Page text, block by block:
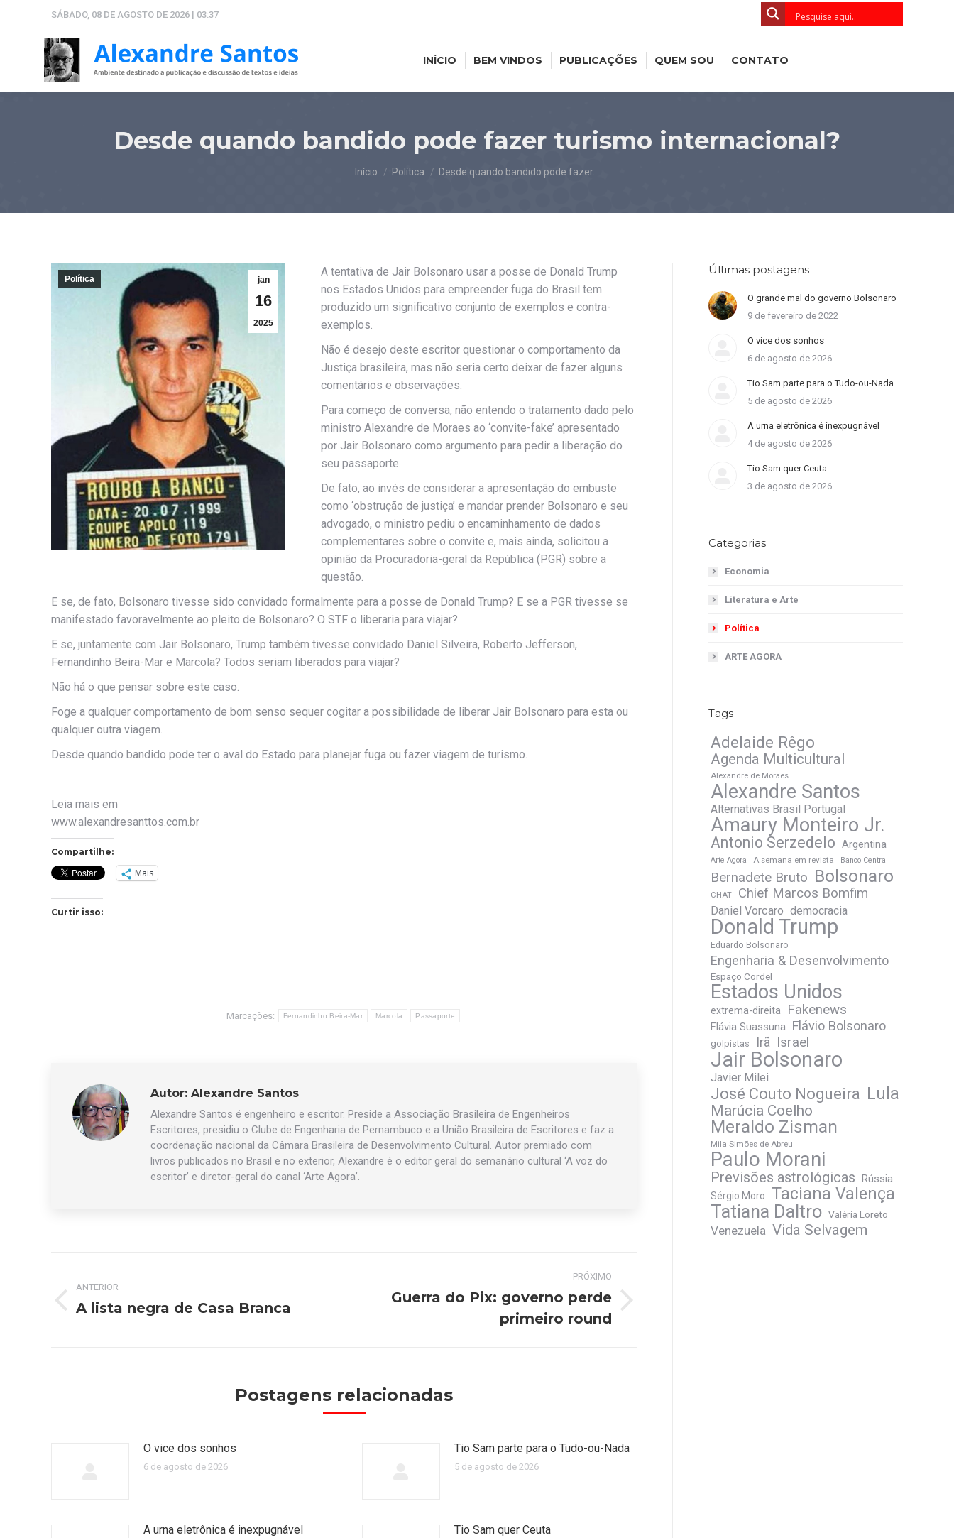
SÁBADO, 08 DE AGOSTO DE 2026 | 03:37
INÍCIO BEM VINDOS PUBLICAÇÕES QUEM SOU CONTATO
Desde quando bandido pode fazer turismo internacional?
Você está aqui:
Início Política Desde quando bandido pode fazer…
jan
16
2025
Política
A tentativa de Jair Bolsonaro usar a posse de Donald Trump
nos Estados Unidos para empreender fuga do Brasil tem
produzido um significativo conjunto de exemplos e contra-
exemplos.
Não é desejo deste escritor questionar o comportamento da
Justiça brasileira, mas não seria certo deixar de fazer alguns
comentários e observações.
Para começo de conversa, não entendo o tratamento dado pelo
ministro Alexandre de Moraes ao ‘convite-fake’ apresentado
por Jair Bolsonaro como argumento para pedir a liberação do
seu passaporte.
De fato, ao invés de considerar a apresentação do embuste
como ‘obstrução de justiça’ e mandar prender Bolsonaro e seu
advogado, o ministro pediu o encaminhamento de dados
complementares sobre o convite e, mais ainda, solicitou a
opinião da Procuradoria-geral da República (PGR) sobre a
questão.
E se, de fato, Bolsonaro tivesse sido convidado formalmente para a posse de Donald Trump? E se a PGR tivesse se
manifestado favoravelmente ao pleito de Bolsonaro? O STF o liberaria para viajar?
E se, juntamente com Jair Bolsonaro, Trump também tivesse convidado Daniel Silveira, Roberto Jefferson,
Fernandinho Beira-Mar e Marcola? Todos seriam liberados para viajar?
Não há o que pensar sobre este caso.
Foge a qualquer comportamento de bom senso sequer cogitar a possibilidade de liberar Jair Bolsonaro para esta ou
qualquer outra viagem.
Desde quando bandido pode ter o aval do Estado para planejar fuga ou fazer viagem de turismo.
Leia mais em
www.alexandresanttos.com.br
Compartilhe:
Mais
Curtir isso:
Marcações: Fernandinho Beira-Mar Marcola Passaporte
Autor: Alexandre Santos
Alexandre Santos é engenheiro e escritor. Preside a Associação Brasileira de Engenheiros
Escritores, presidiu o Clube de Engenharia de Pernambuco e a União Brasileira de Escritores e faz a
coordenação nacional da Câmara Brasileira de Desenvolvimento Cultural. Autor premiado com
livros publicados no Brasil e no exterior, Alexandre é o editor geral do semanário cultural ‘A voz do
escritor’ e diretor-geral do canal ‘Arte Agora’.
deANTERIOR
Post
A lista negra de Casa Branca
PRÓXIMO
Guerra do Pix: governo perde
primeiro round
Postagens relacionadas
O vice dos sonhos
6 de agosto de 2026
Tio Sam parte para o Tudo-ou-Nada
5 de agosto de 2026
A urna eletrônica é inexpugnável Tio Sam quer Ceuta
Últimas postagens
O grande mal do governo Bolsonaro
9 de fevereiro de 2022
O vice dos sonhos
6 de agosto de 2026
Tio Sam parte para o Tudo-ou-Nada
5 de agosto de 2026
A urna eletrônica é inexpugnável
4 de agosto de 2026
Tio Sam quer Ceuta
3 de agosto de 2026
Categorias
Economia
Literatura e Arte
Política
ARTE AGORA
Tags
Adelaide Rêgo
Agenda Multicultural
Alexandre de Moraes
Alexandre Santos
Alternativas Brasil Portugal
Amaury Monteiro Jr.
Antonio Serzedelo Argentina
Arte Agora A semana em revista Banco Central
Bernadete Bruto Bolsonaro
CHAT Chief Marcos Bomfim
Daniel Vorcaro democracia
Donald Trump
Eduardo Bolsonaro
Engenharia & Desenvolvimento
Espaço Cordel
Estados Unidos
extrema-direita Fakenews
Flávia Suassuna Flávio Bolsonaro
golpistas Irã Israel
Jair Bolsonaro
Javier Milei
José Couto Nogueira Lula
Marúcia Coelho
Meraldo Zisman
Mila Simões de Abreu
Paulo Morani
Previsões astrológicas Rússia
Sérgio Moro Taciana Valença
Tatiana Daltro Valéria Loreto
Venezuela Vida Selvagem